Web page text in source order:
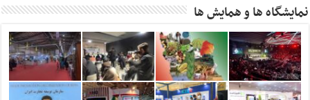
نمایشگاه ها و همایش ها